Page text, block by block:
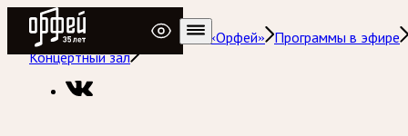
Радио Орфей
Радио классической музыки «Орфей»
Программы в эфире
Концертный зал